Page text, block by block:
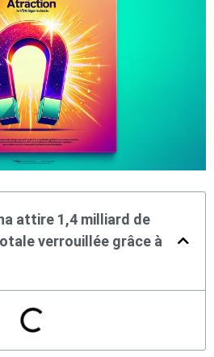
attire 1,4 milliard de
verrouillée grâce à